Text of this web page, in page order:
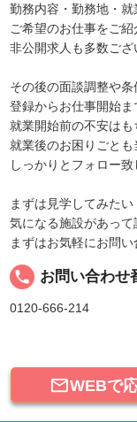
勤務内容・勤務地・
ご希望のお仕事をご紹
非公開求人も多数ござ
その後の面談調整や条
登録からお仕事開始ま
就業開始前の不安はも
就業後のお困りごと
しっかりとフォロー致
まずは見学してみたい
気になる施設があって
まずはお気軽にお問い
local_phone お問い合わせ
0120-666-214
WEBで